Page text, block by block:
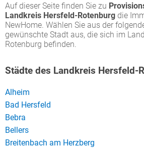
Auf dieser Seite finden Sie zu
Landkreis Hersfeld-Rotenburg die
NewHome. Wählen Sie aus der
gewünschte Stadt aus, die sich im
Rotenburg befinden.
Städte des Landkreis Hersfeld-
Alheim
Bad Hersfeld
Bebra
Bellers
Breitenbach am Herzberg